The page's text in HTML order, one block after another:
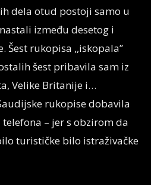
dela otud postoji samo u
između desetog i
Šest rukopisa ,,iskopala’’
šest pribavila sam iz
Velike Britanije i…
rukopise dobavila
– jer s obzirom da
turističke bilo istraživačke